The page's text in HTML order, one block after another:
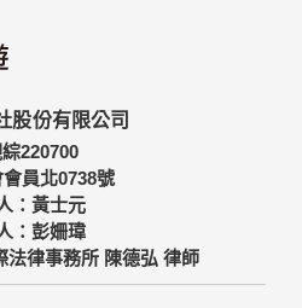
股份有限公司
220700
員北0738號
：黃士元
：彭姍瑋
法律事務所 陳德弘 律師